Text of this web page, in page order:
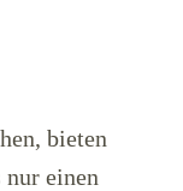
bieten
einen